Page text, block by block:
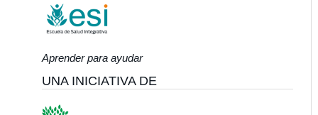
Aprender para ayudar
UNA INICIATIVA DE